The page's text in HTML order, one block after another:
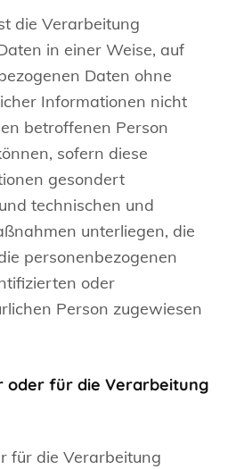
die Verarbeitung
in einer Weise, auf
Daten ohne
Informationen nicht
betroffenen Person
sofern diese
gesondert
technischen und
unterliegen, die
personenbezogenen
oder
Person zugewiesen
für die Verarbeitung
für die Verarbeitung